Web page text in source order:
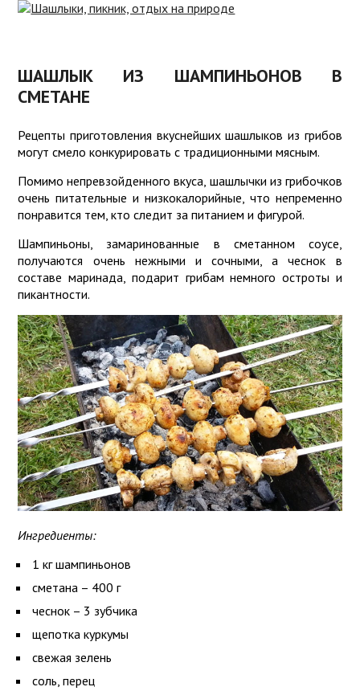
ЧТО
ПИКНИК
ДЕТЕЙ
ИГРЫ
СРЕДСТВА
ЗАЩИТЫ
КНИГИ О
ШАШЛЫКЕ
ГРИБНИКАМ
МАРИНОВАННЫЙ
СОУСЫ
БЛЮДА
ДЛЯ
ПИКНИКА
ШАШЛЫК
ДОМА
СОВЕТЫ
ШАШЛЫК ИЗ ШАМПИНЬОНОВ В
СМЕТАНЕ
Рецепты приготовления вкуснейших шашлыков из грибов
могут смело конкурировать с традиционными мясным.
Помимо непревзойденного вкуса, шашлычки из грибочков
очень питательные и низкокалорийные, что непременно
понравится тем, кто следит за питанием и фигурой.
Шампиньоны, замаринованные в сметанном соусе,
получаются очень нежными и сочными, а чеснок в
составе маринада, подарит грибам немного остроты и
пикантности.
Ингредиенты:
1 кг шампиньонов
сметана – 400 г
чеснок – 3 зубчика
щепотка куркумы
свежая зелень
соль, перец